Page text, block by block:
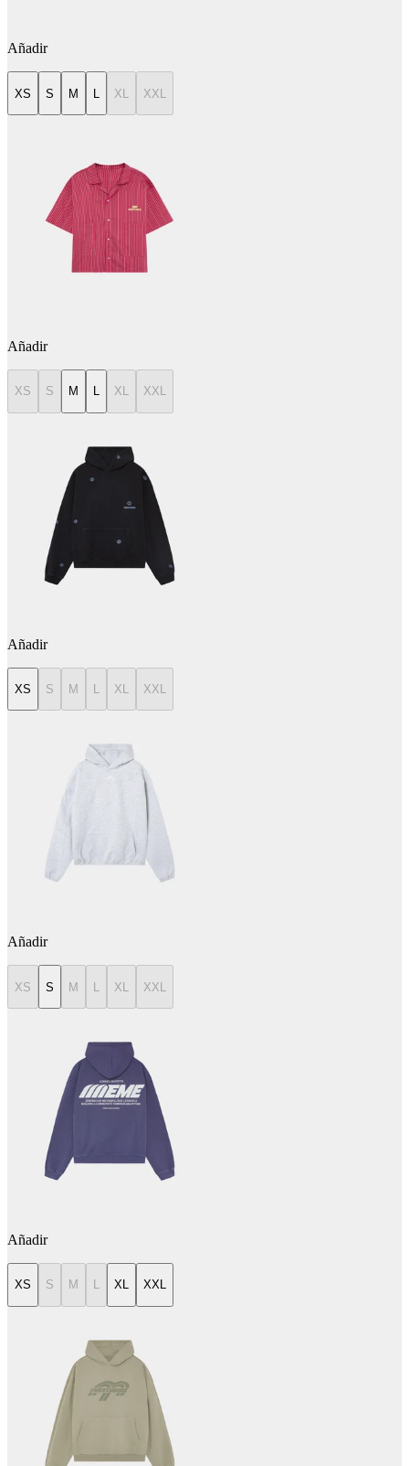
Añadir
XS S M L XL XXL
Añadir
XS S M L XL XXL
Añadir
XS S M XL XXL
Añadir
XS S M L XL XXL
Añadir
XS S M L XL XXL